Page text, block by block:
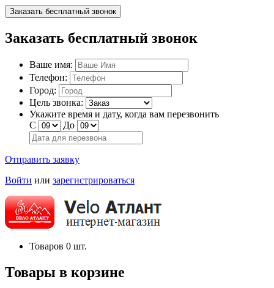
Заказать бесплатный звонок
Заказать бесплатный звонок
Ваше имя:
Телефон:
Город:
Цель звонка:
Укажите время и дату, когда вам перезвонить
С
До
Отправить заявку
Войти или зарегистрироваться
Товаров 0 шт.
Товары в корзине